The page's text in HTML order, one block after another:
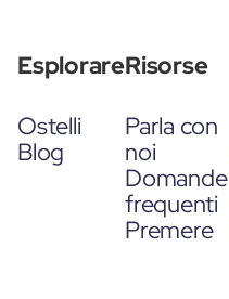
Esplorare
Ostelli
Blog
Risorse
Parla con
noi
Domande
frequenti
Premere